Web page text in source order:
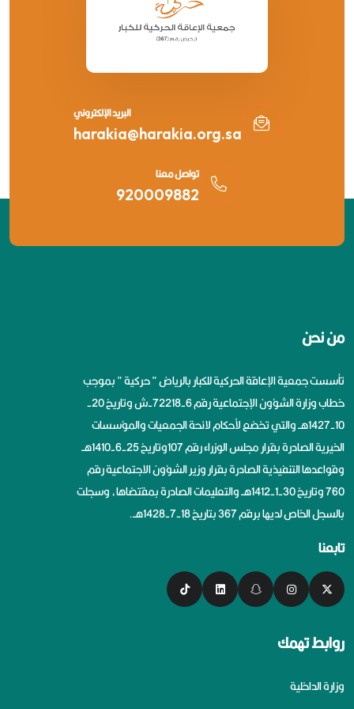
تواصل معنا
920009882
البريد الإلكتروني
harakia@harakia.org.sa
من نحن
تأسست جمعية الإعاقة الحركية للكبار بالرياض ” حركية ” بموجب
خطاب وزارة الشؤون الإجتماعية رقم 6-72218-ش وتاريخ 20-
10-1427هــ والتي تخضع لأحكام لائحة الجمعيات والمؤسسات
الخيرية الصادرة بقرار مجلس الوزراء رقم 107وتاريخ 25-6-1410هــ
وقواعدها التنفيذية الصادرة بقرار وزير الشؤون الاجتماعية رقم
760 وتاريخ 30-1-1412هــ والتعليمات الصادرة بمقتضاها، وسجلت
بالسجل الخاص لديها برقم 367 بتاريخ 18-7-1428هــ.
تابعنا
روابط تهمك
وزارة الداخلية